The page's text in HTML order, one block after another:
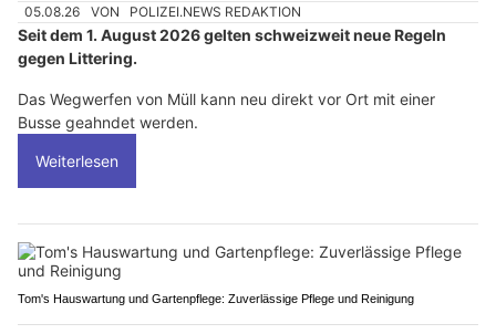
05.08.26 VON POLIZEI.NEWS REDAKTION
Seit dem 1. August 2026 gelten schweizweit neue Regeln
gegen Littering.
Das Wegwerfen von Müll kann neu direkt vor Ort mit einer
Busse geahndet werden.
Weiterlesen
Tom's Hauswartung und Gartenpflege: Zuverlässige Pflege und Reinigung